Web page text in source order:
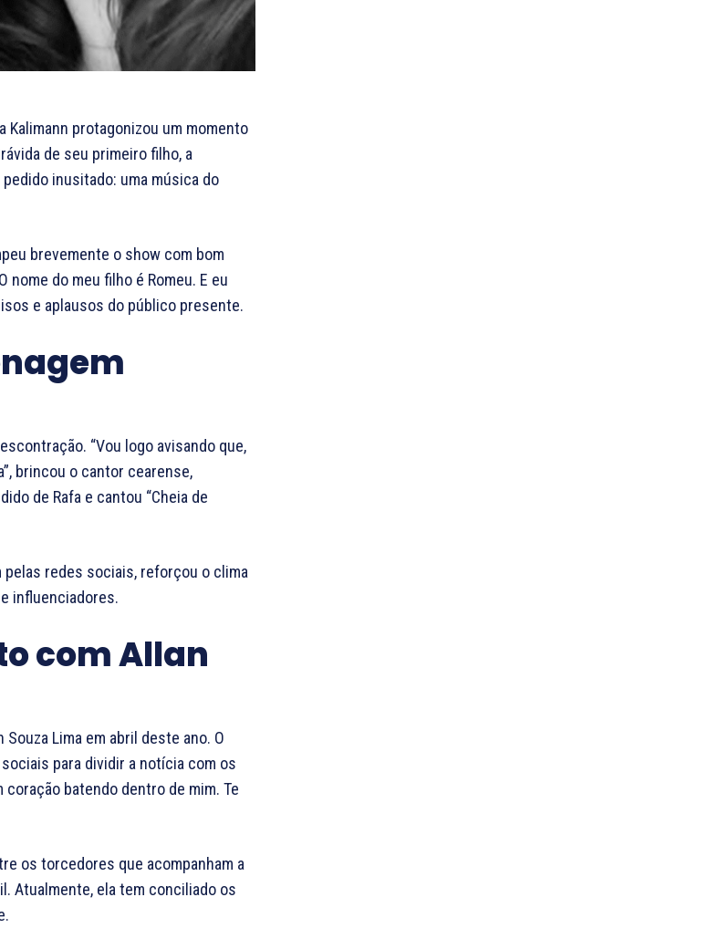
Kalimann protagonizou um momento
de seu primeiro filho, a
inusitado: uma música do
brevemente o show com bom
nome do meu filho é Romeu. E eu
e aplausos do público presente.
“Vou logo avisando que,
brincou o cantor cearense,
de Rafa e cantou “Cheia de
pelas redes sociais, reforçou o clima
influenciadores.
com Allan
Lima em abril deste ano. O
para dividir a notícia com os
coração batendo dentro de mim. Te
os torcedores que acompanham a
Atualmente, ela tem conciliado os